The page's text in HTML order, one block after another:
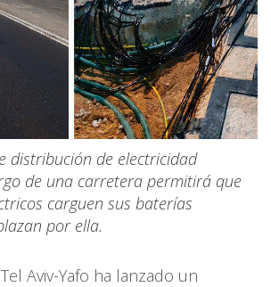
distribución de electricidad
de una carretera permitirá que
carguen sus baterías
por ella.
Aviv-Yafo ha lanzado un